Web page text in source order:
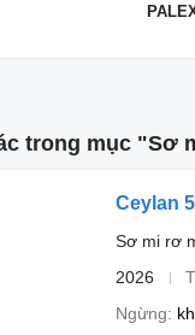
trong mục "Sơ
Ceylan
Sơ mi rơ
2026
Ngừng